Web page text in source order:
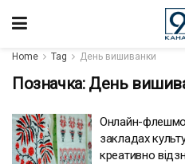
Home Tag День вишиванки
Позначка: День
Онлайн-
закладах
креативно